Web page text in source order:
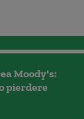
Moody's:
pierdere